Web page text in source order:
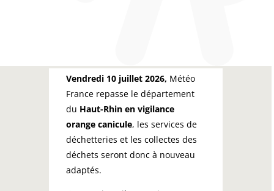
Vendredi 10 juillet 2026, Météo
France repasse le département
du Haut-Rhin en vigilance
orange canicule, les services de
déchetteries et les collectes des
déchets seront donc à nouveau
adaptés.